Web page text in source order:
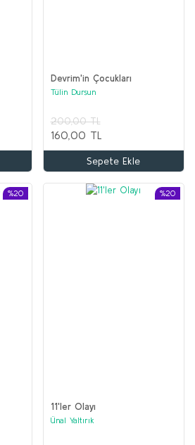
Devrim'in Çocukları
Tülin Dursun
200,00 TL
160,00 TL
Sepete Ekle
%20 %20
11'ler Olayı
Ünal Yaltırık